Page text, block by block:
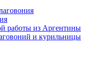
работы из Аргентины
и курильницы